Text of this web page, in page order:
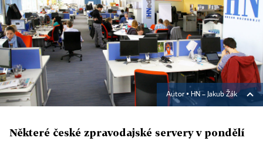
Autor ▪ HN – Jakub Žák
Některé české zpravodajské servery v pondělí